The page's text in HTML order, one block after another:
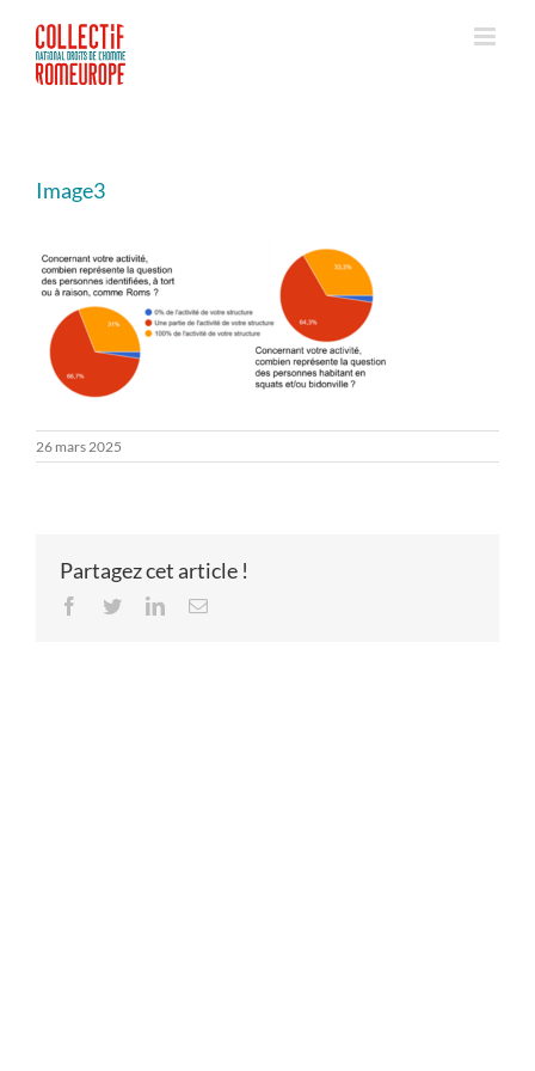
contenu
Image3
26 mars 2025
Partagez cet article !
Facebook
TwitterLinkedInEmail